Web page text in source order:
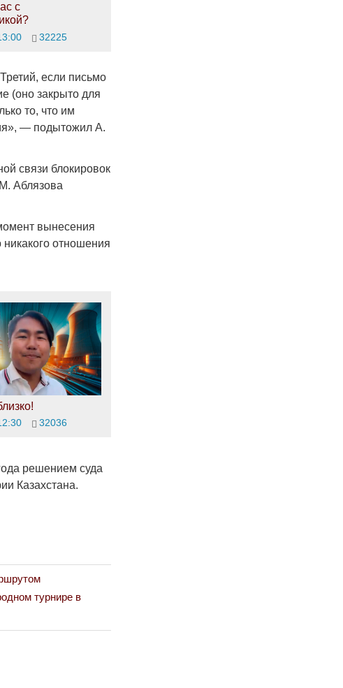
с
32225
если письмо
(оно закрыто для
то, что им
— подытожил А.
связи блокировок
Аблязова
вынесения
отношения
32036
решением суда
Казахстана.
турнире в